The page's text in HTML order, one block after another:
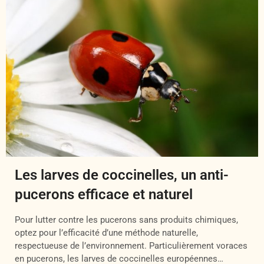
Les larves de coccinelles, un anti-
pucerons efficace et naturel
Pour lutter contre les pucerons sans produits chimiques,
optez pour l’efficacité d’une méthode naturelle,
respectueuse de l’environnement. Particulièrement voraces
en pucerons, les larves de coccinelles européennes